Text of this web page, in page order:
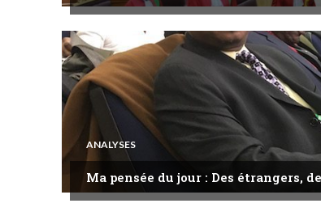
ANALYSES
Ma pensée du jour : Des étrangers,